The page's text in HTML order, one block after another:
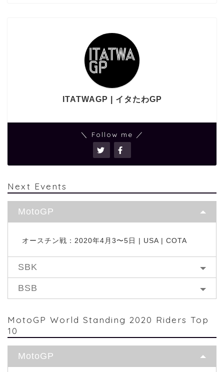
ITATWAGP | イタたわGP
＼ Follow me ／
Next Events
MotoGP
オースチン戦：2020年4月3〜5日 | USA | COTA
SBK
BSB
MotoGP World Standing 2020 Riders Top
10
MotoGP